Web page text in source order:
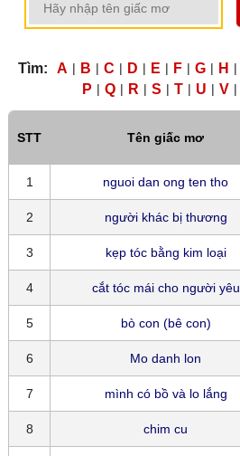
Tìm: A | B | C | D | E | F | G | H |
P | Q | R | S | T | U | V |
STT Tên giấc mơ
1 nguoi dan ong ten tho
2 người khác bị thương
3 kẹp tóc bằng kim loại
4 cắt tóc mái cho người yêu
5 bò con (bê con)
6 Mo danh lon
7 mình có bồ và lo lắng
8 chim cu